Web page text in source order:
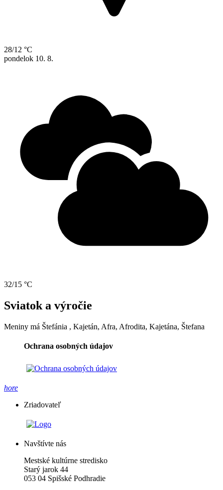
28/12 °C
pondelok 10. 8.
32/15 °C
Sviatok a výročie
Meniny má Štefánia , Kajetán, Afra, Afrodita, Kajetána, Štefana
Ochrana osobných údajov
hore
Zriadovateľ
Navštívte nás
Mestské kultúrne stredisko
Starý jarok 44
053 04 Spišské Podhradie